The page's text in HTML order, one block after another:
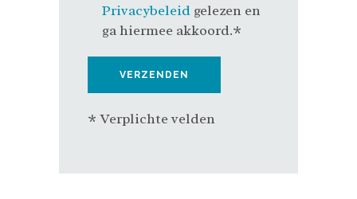
Privacybeleid gelezen en
ga hiermee akkoord.*
* Verplichte velden